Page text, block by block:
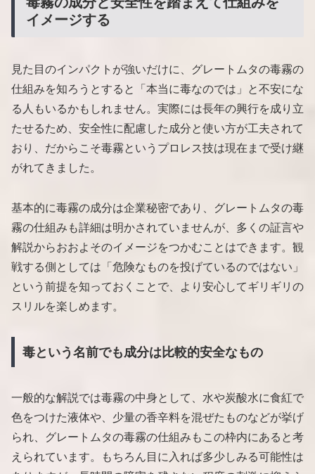
イメージする
見た目のインパクトが強いだけに、グレートムタの毒霧の
仕組みを知ろうとすると「本当に毒なのでは」と不安にな
る人もいるかもしれません。実際には長年の興行を成り立
たせるため、安全性に配慮した成分と使い方が工夫されて
おり、だからこそ毒霧というプロレス技は現在まで受け継
がれてきました。
基本的に毒霧の成分は企業秘密であり、グレートムタの毒
霧の仕組みも詳細は明かされていませんが、多くの証言や
解説からおおよそのイメージをつかむことはできます。観
戦する側としては「危険なものを投げているのではない」
という前提を知っておくことで、より安心してギリギリの
スリルを楽しめます。
毒という名前でも成分は比較的安全なもの
一般的な解説では毒霧の中身として、水や炭酸水に食紅で
色をつけた液体や、少量の香辛料を混ぜたものなどが挙げ
られ、グレートムタの毒霧の仕組みもこの枠内にあると考
えられています。もちろん目に入れば多少しみる可能性は